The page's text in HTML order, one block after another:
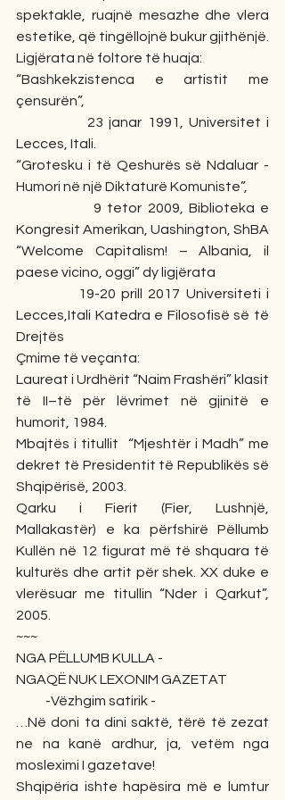
spektakle, ruajnë mesazhe dhe vlera
estetike, që tingëllojnë bukur gjithënjë.
Ligjërata në foltore të huaja:
“Bashkekzistenca e artistit me
çensurën”,
Lecces, Itali.
“Grotesku i të Qeshurës së Ndaluar -
Humori në një Diktaturë Komuniste”,
              9 tetor 2009, Biblioteka e
Kongresit Amerikan, Uashington, ShBA
“Welcome Capitalism! – Albania, il
paese vicino, oggi” dy ligjërata
Lecces,Itali Katedra e Filosofisë së të
Drejtës
Çmime të veçanta:
Laureat i Urdhërit “Naim Frashëri” klasit
të II–të për lëvrimet në gjinitë e
humorit, 1984.
Mbajtës i titullit  “Mjeshtër i Madh” me
dekret të Presidentit të Republikës së
Shqipërisë, 2003.
Qarku i Fierit (Fier, Lushnjë,
Mallakastër) e ka përfshirë Pëllumb
Kullën në 12 figurat më të shquara të
kulturës dhe artit për shek. XX duke e
vlerësuar me titullin “Nder i Qarkut”,
2005.
~~~
NGA PËLLUMB KULLA -
NGAQË NUK LEXONIM GAZETAT
           -Vëzhgim satirik -
…Në doni ta dini saktë, tërë të zezat
ne na kanë ardhur, ja, vetëm nga
mosleximi I gazetave!
Shqipëria ishte hapësira më e lumtur